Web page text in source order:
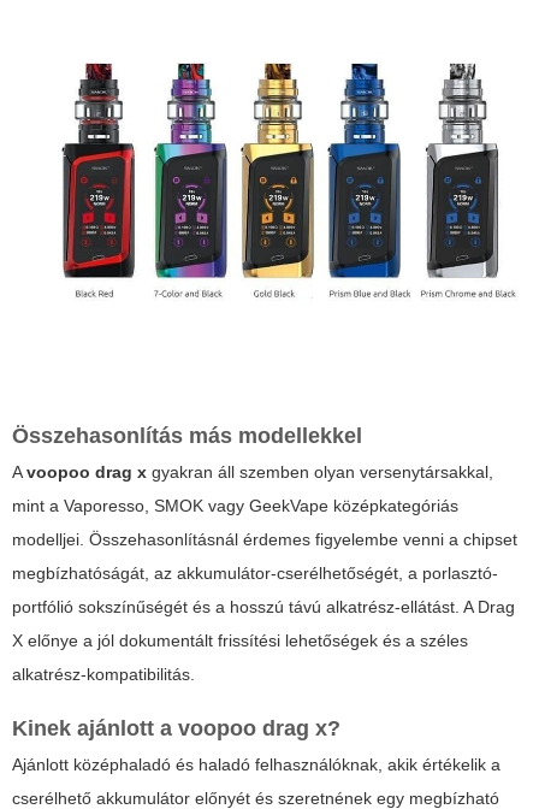
Összehasonlítás más modellekkel
Avoopoo drag x gyakran áll szemben olyan versenytársakkal,
mint a Vaporesso, SMOK vagy GeekVape középkategóriás
modelljei. Összehasonlításnál érdemes figyelembe venni a chipset
megbízhatóságát, az akkumulátor-cserélhetőségét, a porlasztó-
portfólió sokszínűségét és a hosszú távú alkatrész-ellátást. A Drag
X előnye a jól dokumentált frissítési lehetőségek és a széles
alkatrész-kompatibilitás.
Kinek ajánlott a voopoo drag x?
Ajánlott középhaladó és haladó felhasználóknak, akik értékelik a
cserélhető akkumulátor előnyét és szeretnének egy megbízható